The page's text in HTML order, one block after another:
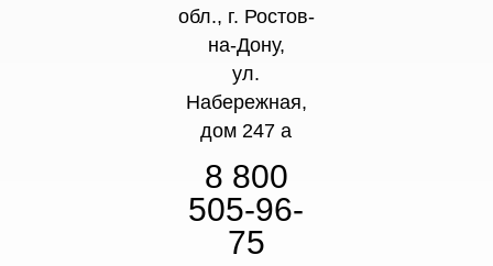
обл., г. Ростов-
на-Дону,
ул.
Набережная,
дом 247 а
8 800
505-96-
75